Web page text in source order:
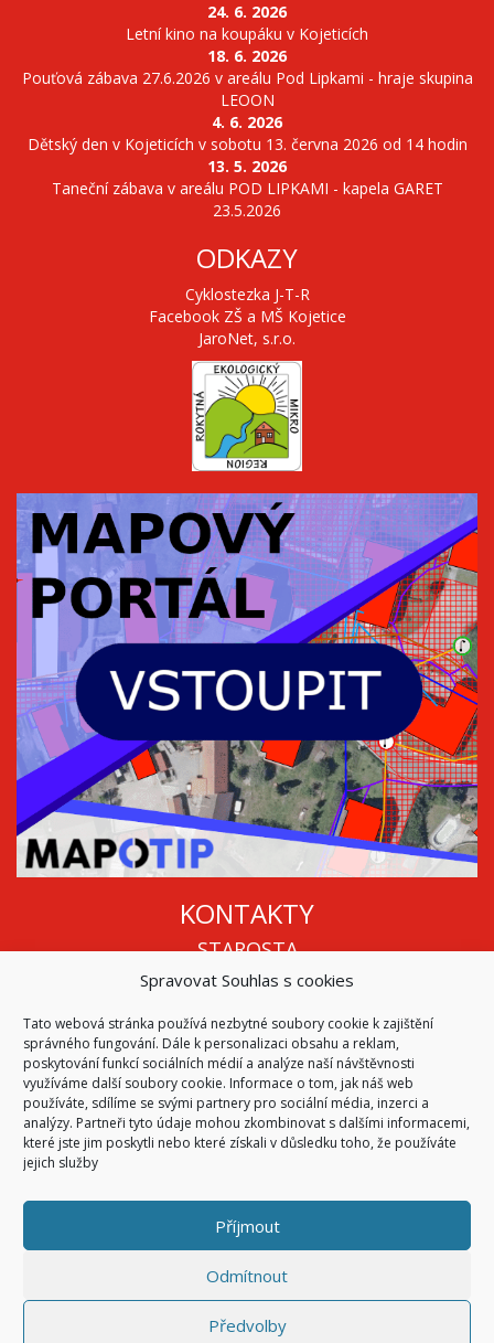
Spravovat Souhlas s cookies
Tato webová stránka používá nezbytné soubory cookie k zajištění
správného fungování. Dále k personalizaci obsahu a reklam,
poskytování funkcí sociálních médií a analýze naší návštěvnosti
využíváme další soubory cookie. Informace o tom, jak náš web
používáte, sdílíme se svými partnery pro sociální média, inzerci a
analýzy. Partneři tyto údaje mohou zkombinovat s dalšími informacemi,
které jste jim poskytli nebo které získali v důsledku toho, že používáte
jejich služby
Příjmout
Odmítnout
Předvolby
24. 6. 2026
Letní kino na koupáku v Kojeticích
18. 6. 2026
Pouťová zábava 27.6.2026 v areálu Pod Lipkami - hraje skupina
LEOON
4. 6. 2026
Dětský den v Kojeticích v sobotu 13. června 2026 od 14 hodin
13. 5. 2026
Taneční zábava v areálu POD LIPKAMI - kapela GARET
23.5.2026
ODKAZY
Cyklostezka J-T-R
Facebook ZŠ a MŠ Kojetice
JaroNet, s.r.o.
KONTAKTY
STAROSTA
Mgr. Roman Vala
info@oukojetice.cz
ÚŘEDNÍ HODINY
Po, St: 15:30 - 16:30
Všechny kontakty | Kde nás najdete
© 2026Obec Kojetice na Moravě
Všechna práva vyhrazena
Code & Design bySymphony Digital